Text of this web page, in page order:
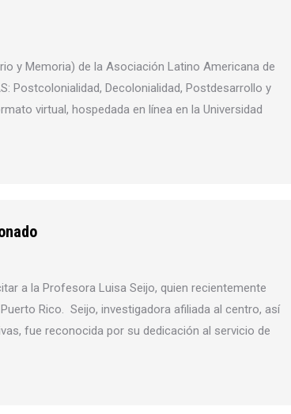
y Memoria) de la Asociación Latino Americana de
Postcolonialidad, Decolonialidad, Postdesarrollo y
virtual, hospedada en línea en la Universidad
a la Profesora Luisa Seijo, quien recientemente
Rico. Seijo, investigadora afiliada al centro, así
fue reconocida por su dedicación al servicio de